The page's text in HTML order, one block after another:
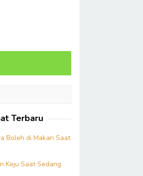
Terbaru
Boleh di Makan Saat
Keju Saat Sedang